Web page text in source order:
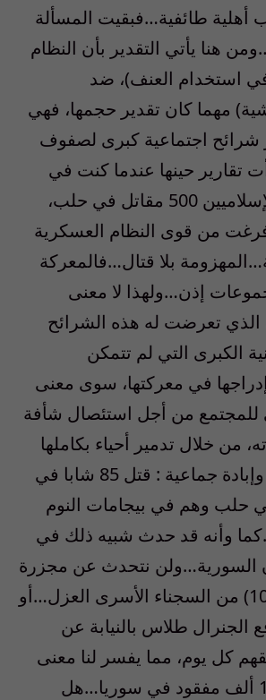
طائفية…فبقيت المسألة
هنا يأتي التقدير بأن النظام
استخدام العنف)، ضد
مهما كان تقدير حجمها، فهي
اجتماعية كبرى لصفوف
تقارير حينها عندما كنت في
باريس…لو أن للإسلاميين 500 مقاتل في حلب،
فرغت من قوى النظام العسكرية
بلا قتال…فالمعركة
إذن…ولهذا لا معنى
تعرضت له هذه الشرائح
الكبرى التي لم تتمكن
في معركتها، سوى معنى
للمجتمع من أجل استئصال شأفة
من خلال تدمير أحياء بكاملها
كما هو معروف، وإبادة جماعية : قتل 85 شابا في
حلب وهم في بيجامات النوم
وأنه قد حدث شبيه ذلك في
السورية…ولن نتحدث عن مجزرة
تدمر حوالي (1000) من السجناء الأسرى العزل…أو
يوقع الجنرال طلاس بالنيابة عن
كل يوم، مما يفسر لنا معنى
أن يكون هناك 17 ألف مفقود في سوريا…هل